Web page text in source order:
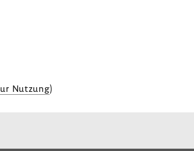
Nutzung)